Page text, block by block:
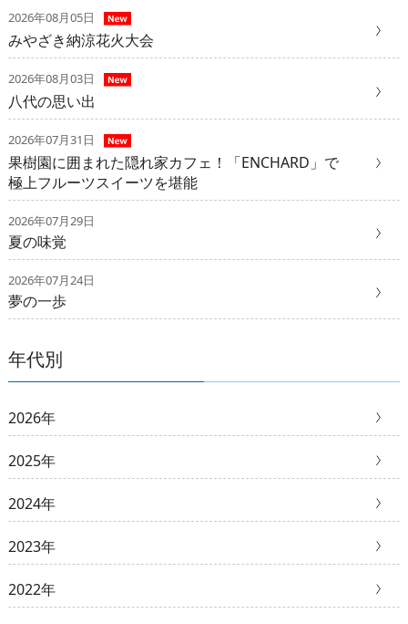
2026年08月05日
みやざき納涼花火大会
2026年08月03日
八代の思い出
2026年07月31日
果樹園に囲まれた隠れ家カフェ！「ENCHARD」で
極上フルーツスイーツを堪能
2026年07月29日
夏の味覚
2026年07月24日
夢の一歩
年代別
2026年
2025年
2024年
2023年
2022年